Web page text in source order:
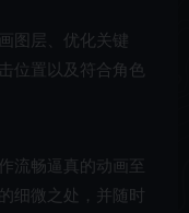
图层、优化关键
位置以及符合角色
流畅逼真的动画至
细微之处，并随时